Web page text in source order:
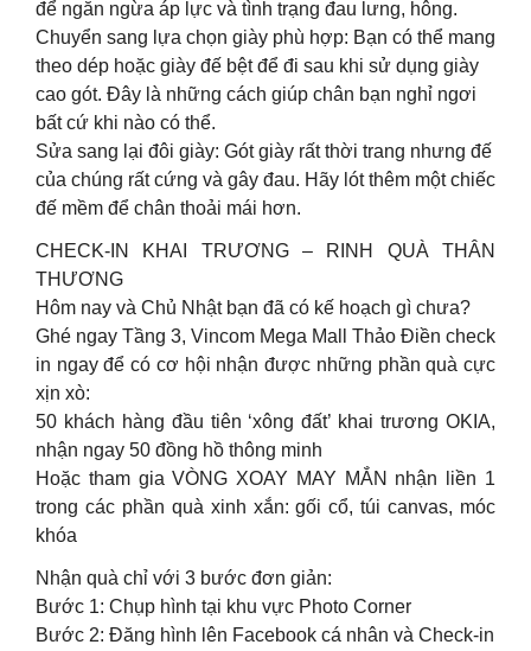
để ngăn ngừa áp lực và tình trạng đau lưng, hông.
Chuyển sang lựa chọn giày phù hợp: Bạn có thể mang
theo dép hoặc giày đế bệt để đi sau khi sử dụng giày
cao gót. Đây là những cách giúp chân bạn nghỉ ngơi
bất cứ khi nào có thể.
Sửa sang lại đôi giày: Gót giày rất thời trang nhưng đế
của chúng rất cứng và gây đau. Hãy lót thêm một chiếc
đế mềm để chân thoải mái hơn.
CHECK-IN KHAI TRƯƠNG – RINH QUÀ THÂN
THƯƠNG
Hôm nay và Chủ Nhật bạn đã có kế hoạch gì chưa?
Ghé ngay Tầng 3, Vincom Mega Mall Thảo Điền check
in ngay để có cơ hội nhận được những phần quà cực
xịn xò:
50 khách hàng đầu tiên ‘xông đất’ khai trương OKIA,
nhận ngay 50 đồng hồ thông minh
Hoặc tham gia VÒNG XOAY MAY MẮN nhận liền 1
trong các phần quà xinh xắn: gối cổ, túi canvas, móc
khóa
Nhận quà chỉ với 3 bước đơn giản:
Bước 1: Chụp hình tại khu vực Photo Corner
Bước 2: Đăng hình lên Facebook cá nhân và Check-in